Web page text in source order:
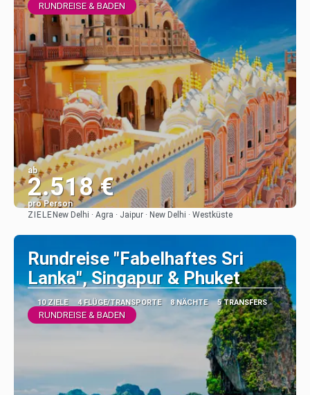
RUNDREISE & BADEN
ab
2.518 €
pro Person
ZIELE New Delhi · Agra · Jaipur · New Delhi · Westküste
Rundreise "Fabelhaftes Sri
Lanka", Singapur & Phuket
10 ZIELE 4 FLÜGE/TRANSPORTE 8 NÄCHTE 5 TRANSFERS
RUNDREISE & BADEN